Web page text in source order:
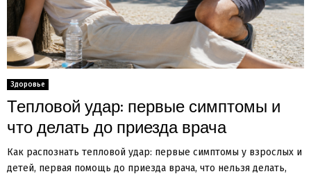
Здоровье
Тепловой удар: первые симптомы и
что делать до приезда врача
Как распознать тепловой удар: первые симптомы у взрослых и
детей, первая помощь до приезда врача, что нельзя делать,